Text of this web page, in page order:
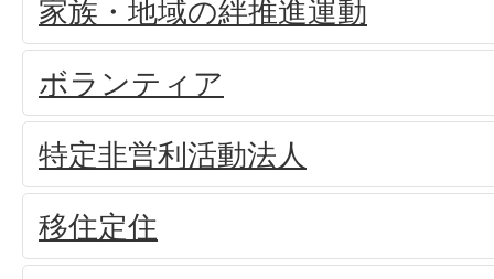
家族・地域の絆推進運動
ボランティア
特定非営利活動法人
移住定住